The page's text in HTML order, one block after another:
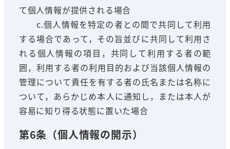
て個人情報が提供される場合
c.個人情報を特定の者との間で共同して利用
する場合であって，その旨並びに共同して利用さ
れる個人情報の項目，共同して利用する者の範
囲，利用する者の利用目的および当該個人情報の
管理について責任を有する者の氏名または名称に
ついて，あらかじめ本人に通知し，または本人が
容易に知り得る状態に置いた場合
第6条（個人情報の開示）